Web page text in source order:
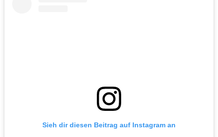
Sieh dir diesen Beitrag auf Instagram an